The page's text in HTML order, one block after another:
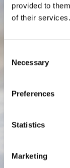
provided to
of their services.
Selection
Necessary
Preferences
Statistics
Marketing